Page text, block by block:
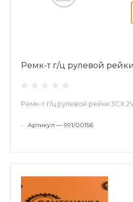
Ремк-т г/ц рулевой
Ремк-т г/ц рулевой рейки 3CX
• Артикул — 991/00156